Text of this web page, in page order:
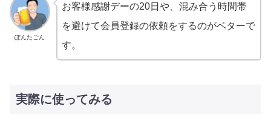
ぽんたごん
お客様感謝デーの20日や、混み合う時間帯
を避けて会員登録の依頼をするのがベターで
す。
実際に使ってみる